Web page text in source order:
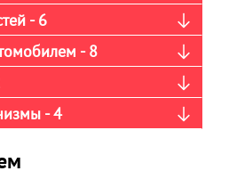
- 6
- 8
- 4